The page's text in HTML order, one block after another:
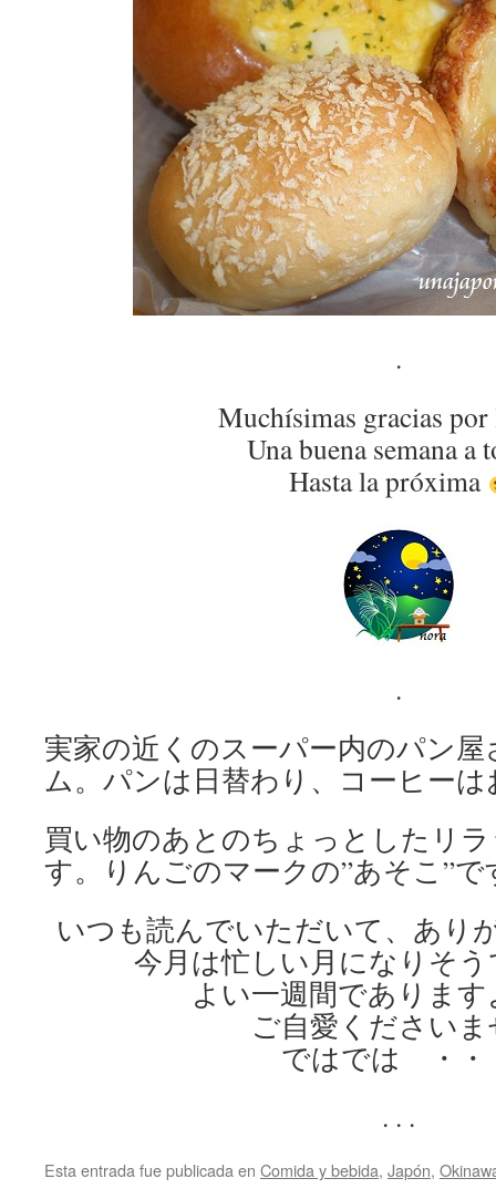
.
Muchísimas gracias por
Una buena semana a
Hasta la próxima
.
実家の近くのスーパー内のパン
ム。パンは日替わり、コーヒー
買い物のあとのちょっとしたリ
す。りんごのマークの”あそこ”で
いつも読んでいただいて、あり
今月は忙しい月になりそ
よい一週間でありま
ご自愛くださいま
ではでは ・・
. . .
Esta entrada fue publicada en Comida y bebida, Japón,